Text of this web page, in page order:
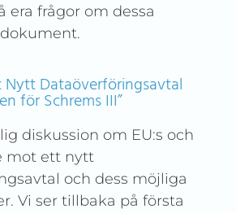
era frågor om dessa
Nytt Dataöverföringsavtal
för Schrems III”
diskussion om EU:s och
mot ett nytt
och dess möjliga
Vi ser tillbaka på första